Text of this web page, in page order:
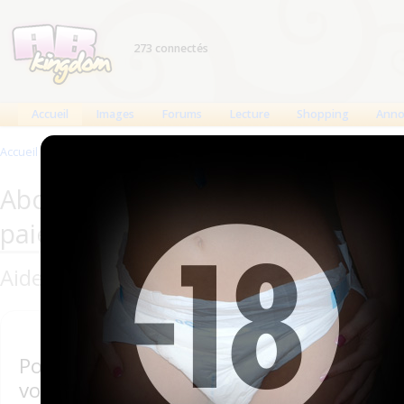
273 connectés
Accueil Images Forums Lecture Shopping
Accueil >
Abonnement Premium et
paiement
Aidez-nous à faire bouger les choses
Pour prendre un abonnement
vous pouvez aujourd'hui passer par